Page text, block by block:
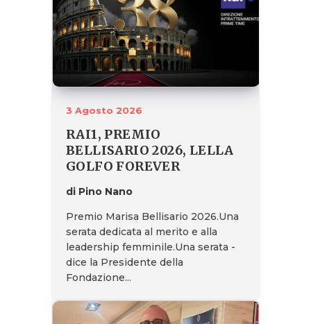
3 Agosto 2026
RAI1, PREMIO
BELLISARIO 2026, LELLA
GOLFO FOREVER
di Pino Nano
Premio Marisa Bellisario 2026.Una
serata dedicata al merito e alla
leadership femminile.Una serata -
dice la Presidente della
Fondazione...